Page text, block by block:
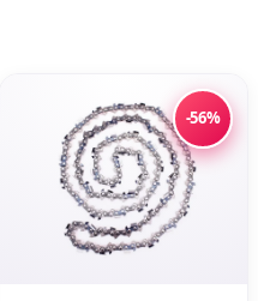
-56%